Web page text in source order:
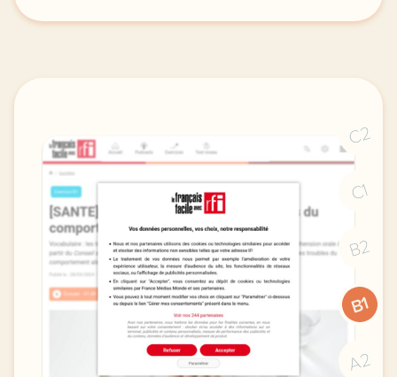
le respect de votre vie privee est une priorite
C2
C1
B2
B1
A2